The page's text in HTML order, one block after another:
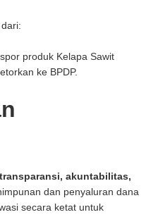
produk Kelapa Sawit
ke BPDP.
transparansi, akuntabilitas,
dan penyaluran dana
secara ketat untuk